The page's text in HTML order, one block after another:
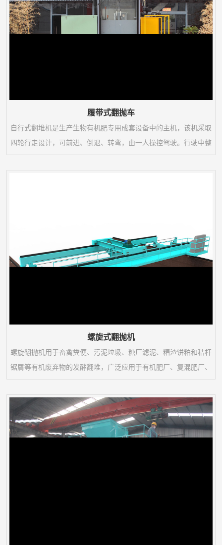
履带式翻抛车
自行式翻堆机是生产生物有机肥专用成套设备中的主机，该机采取
四轮行走设计，可前进、倒退、转弯，由一人操控驾驶。行驶中整
基原料实施翻拌、蓬松、移堆，车过之后篡成新的条形垛堆。即可
螺旋式翻抛机
螺旋翻抛机用于畜禽粪便、污泥垃圾、糖厂滤泥、糟渣饼粕和秸杆
锯屑等有机废弃物的发酵翻堆，广泛应用于有机肥厂、复混肥厂、
业。适用于好氧发酵，可与太阳能发酵室、发酵槽和移行机等配套
使用。与移行机配套使用可实现一机多槽用的功能。与其配套的发
酵槽既可连续出料也可批量出料。效率高，运行平稳，坚固耐用，